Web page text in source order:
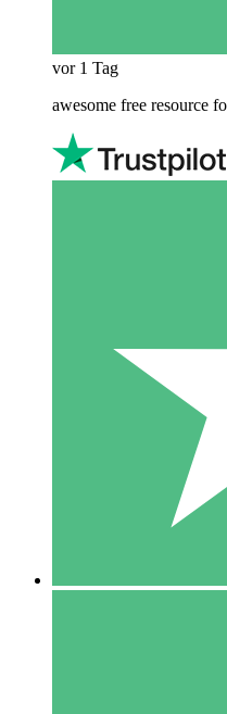
vor 1 Tag
awesome free resource